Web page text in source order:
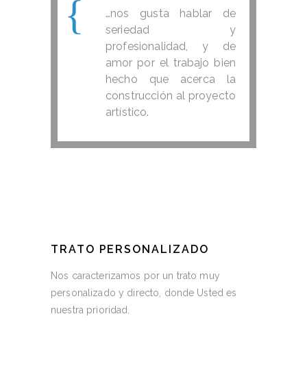
…nos gusta hablar de
seriedad y
profesionalidad, y de
amor por el trabajo bien
hecho que acerca la
construcción al proyecto
artístico.
TRATO PERSONALIZADO
Nos caracterizamos por un trato muy
personalizado y directo, donde Usted es
nuestra prioridad.